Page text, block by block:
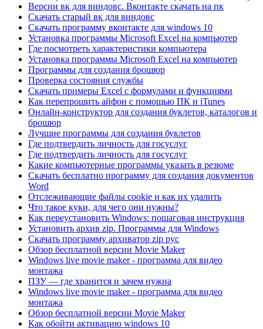
Версии вк для виндовс. Вконтакте скачать на пк
Скачать старый вк для виндовс
Скачать программу вконтакте для windows 10
Установка программы Microsoft Excel на компьютер
Где посмотреть характеристики компьютера
Установка программы Microsoft Excel на компьютер
Программы для создания брошюр
Проверка состояния службы
Скачать примеры Excel с формулами и функциями
Как перепрошить айфон с помощью ПК и iTunes
Онлайн-конструктор для создания буклетов, каталогов и
брошюр
Лучшие программы для создания буклетов
Где подтвердить личность для госуслуг
Где подтвердить личность для госуслуг
Какие компьютерные программы указать в резюме
Скачать бесплатно программу для создания документов
Word
Отслеживающие файлы cookie и как их удалить
Что такое куки, для чего они нужны?
Как переустановить Windows: пошаговая инструкция
Установить архив zip. Программы для Windows
Скачать программу архиватор zip рус
Обзор бесплатной версии Movie Maker
Windows live movie maker - программа для видео
монтажа
ПЗУ — где хранится и зачем нужна
Windows live movie maker - программа для видео
монтажа
Обзор бесплатной версии Movie Maker
Как обойти активацию windows 10